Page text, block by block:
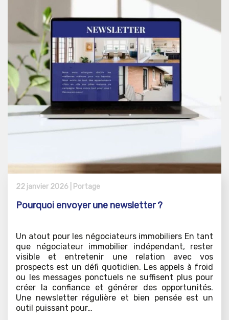
22 janvier 2026 | Portage
Pourquoi envoyer une newsletter ?
Un atout pour les négociateurs immobiliers En tant
que négociateur immobilier indépendant, rester
visible et entretenir une relation avec vos
prospects est un défi quotidien. Les appels à froid
ou les messages ponctuels ne suffisent plus pour
créer la confiance et générer des opportunités.
Une newsletter régulière et bien pensée est un
outil puissant pour…